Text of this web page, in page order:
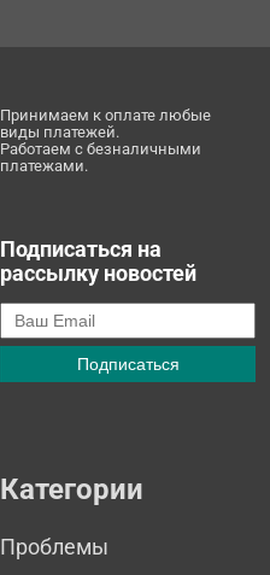
Принимаем к оплате любые
виды платежей.
Работаем с безналичными
платежами.
Подписаться на
рассылку новостей
Категории
Проблемы